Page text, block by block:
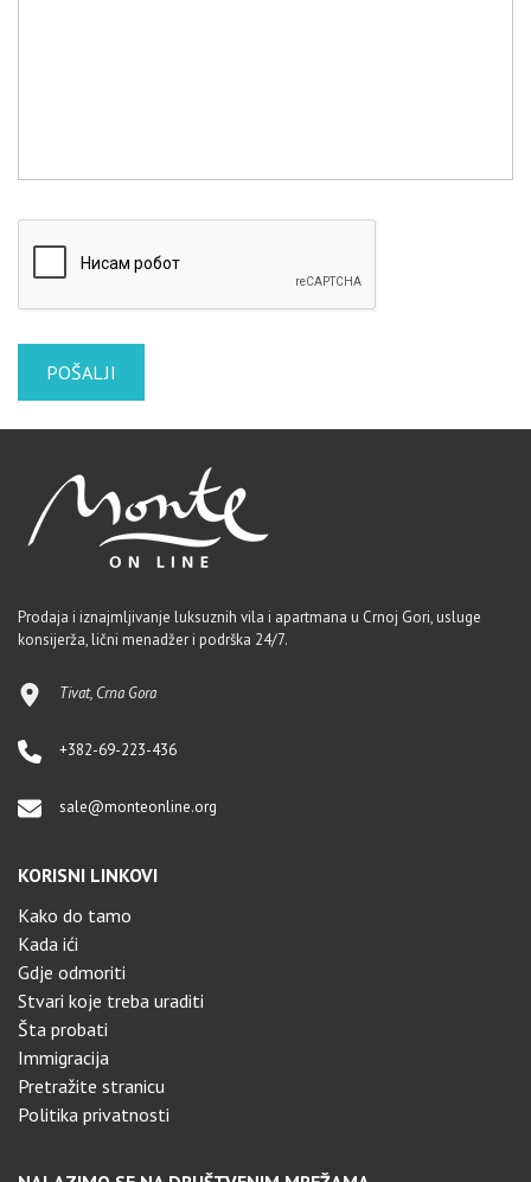
Prodaja i iznajmljivanje luksuznih vila i apartmana u Crnoj Gori, usluge
konsijerža, lični menadžer i podrška 24/7.
Tivat, Crna Gora
+382-69-223-436
sale@monteonline.org
KORISNI LINKOVI
Kako do tamo
Kada ići
Gdje odmoriti
Stvari koje treba uraditi
Šta probati
Immigracija
Pretražite stranicu
Politika privatnosti